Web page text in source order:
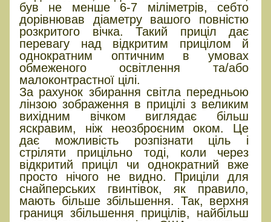
був не менше 6-7 міліметрів, себто
дорівнював діаметру вашого повністю
розкритого вічка. Такий приціл дає
перевагу над відкритим прицілом й
однократним оптичним в умовах
обмеженого освітлення та/або
малоконтрастної цілі.
За рахунок збирання світла передньою
лінзою зображення в прицілі з великим
вихідним вічком виглядає більш
яскравим, ніж неозброєним оком. Це
дає можливість розпізнати ціль і
стріляти прицільно тоді, коли через
відкритий приціл чи однократний вже
просто нічого не видно. Приціли для
снайперських гвинтівок, як правило,
мають більше збільшення. Так, верхня
границя збільшення прицілів, найбільш